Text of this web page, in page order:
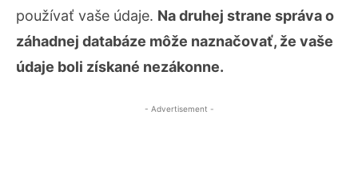
používať vaše údaje. Na druhej strane správa o
záhadnej databáze môže naznačovať, že vaše
údaje boli získané nezákonne.
- Advertisement -